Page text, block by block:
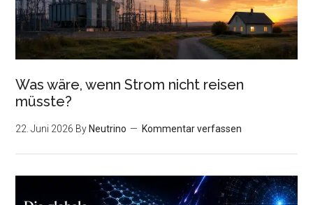
Was wäre, wenn Strom nicht reisen
müsste?
22. Juni 2026 By Neutrino Kommentar verfassen